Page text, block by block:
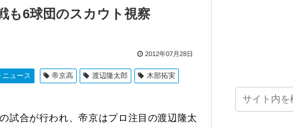
も6球団のスカウト視察
2012年07月28日
ュース 帝京高 渡辺隆太郎 木部拓実
合が行われ、帝京はプロ注目の渡辺隆太